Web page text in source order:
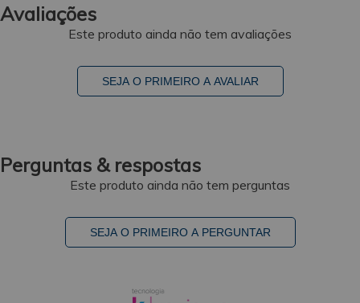
Avaliações
Este produto ainda não tem avaliações
SEJA O PRIMEIRO A AVALIAR
Perguntas & respostas
Este produto ainda não tem perguntas
SEJA O PRIMEIRO A PERGUNTAR